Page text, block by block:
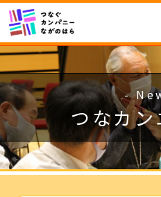
-
つなカン